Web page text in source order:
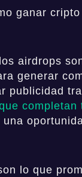
ganar
airdrops
generar
publicidad
completan
lo que